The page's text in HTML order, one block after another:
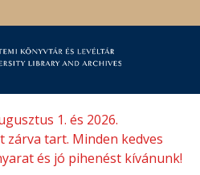
1. és 2026.
zárva tart. Minden kedves
és jó pihenést kívánunk!